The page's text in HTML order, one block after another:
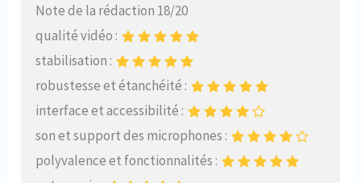
Note de la rédaction 18/20
qualité vidéo :
stabilisation :
robustesse et étanchéité :
interface et accessibilité :
son et support des microphones :
polyvalence et fonctionnalités :